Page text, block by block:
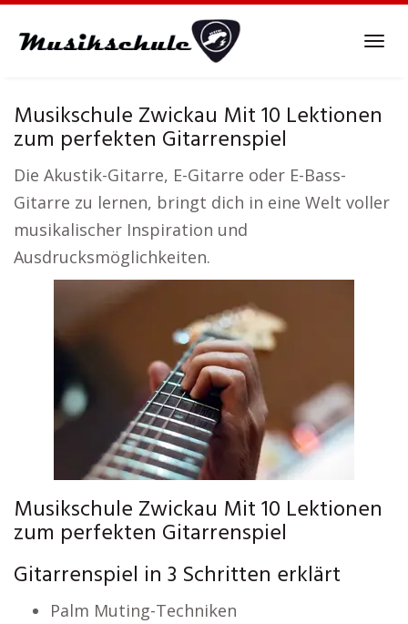
Musikschule Zwickau Mit 10 Lektionen
zum perfekten Gitarrenspiel
Die Akustik-Gitarre, E-Gitarre oder E-Bass-
Gitarre zu lernen, bringt dich in eine Welt voller
musikalischer Inspiration und
Ausdrucksmöglichkeiten.
Musikschule Zwickau Mit 10 Lektionen
zum perfekten Gitarrenspiel
Gitarrenspiel in 3 Schritten erklärt
Palm Muting-Techniken